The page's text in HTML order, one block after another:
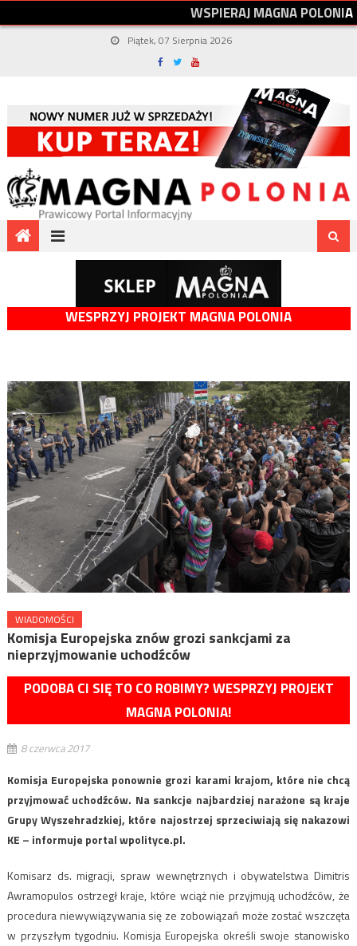
WSPIERAJMAGNAPOLONIA
Piątek, 07 Sierpnia 2026
WESPRZYJ PROJEKT MAGNA POLONIA
WIADOMOŚCI
Komisja Europejska znów grozi sankcjami za
nieprzyjmowanie uchodźców
PODOBA CI SIĘ TO CO ROBIMY? WESPRZYJ PROJEKT
MAGNA POLONIA!
8 czerwca 2017
Komisja Europejska ponownie grozi karami krajom, które nie chcą
przyjmować uchodźców. Na sankcje najbardziej narażone są kraje
Grupy Wyszehradzkiej, które najostrzej sprzeciwiają się nakazowi
KE – informuje portal wpolityce.pl.
Komisarz ds. migracji, spraw wewnętrznych i obywatelstwa Dimitris
Awramopulos ostrzegł kraje, które wciąż nie przyjmują uchodźców, że
procedura niewywiązywania się ze zobowiązań może zostać wszczęta
w przyszłym tygodniu. Komisja Europejska określi swoje stanowisko